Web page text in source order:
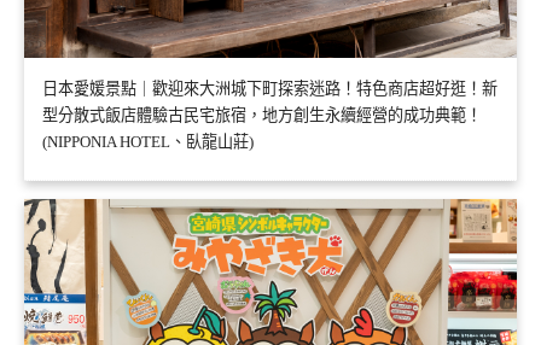
日本愛媛景點｜歡迎來大洲城下町探索迷路！特色商店超好逛！新
型分散式飯店體驗古民宅旅宿，地方創生永續經營的成功典範！
(NIPPONIA HOTEL、臥龍山莊)